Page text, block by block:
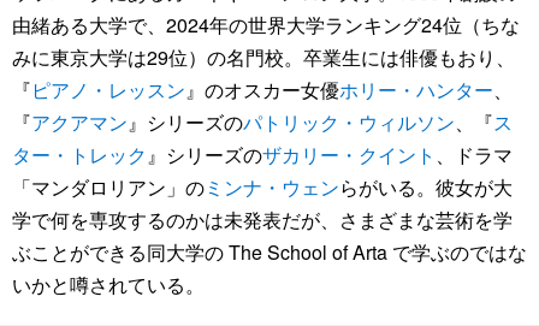
由緒ある大学で、2024年の世界大学ランキング24位（ちな
みに東京大学は29位）の名門校。卒業生には俳優もおり、
『ピアノ・レッスン』のオスカー女優ホリー・ハンター、
『アクアマン』シリーズのパトリック・ウィルソン、『ス
ター・トレック』シリーズのザカリー・クイント 、ドラマ
「マンダロリアン」のミンナ・ウェンらがいる。彼女が大
学で何を専攻するのかは未発表だが、さまざまな芸術を学
ぶことができる同大学の The School of Arta で学ぶのではな
いかと噂されている。